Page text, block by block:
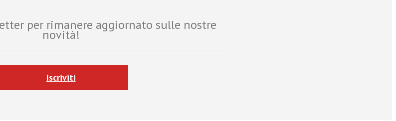
per rimanere aggiornato sulle nostre
novità!
Iscriviti